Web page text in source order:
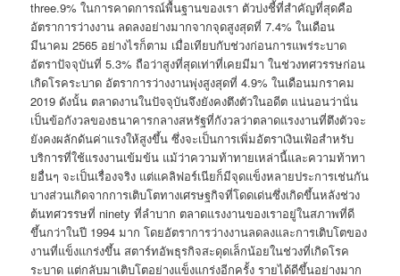
three.9% ในการคาดการณ์พื้นฐานของเรา ตัวบ่งชี้ที่สำคัญที่สุดคือ
อัตราการว่างงาน ลดลงอย่างมากจากจุดสูงสุดที่ 7.4% ในเดือน
มีนาคม 2565 อย่างไรก็ตาม เมื่อเทียบกับช่วงก่อนการแพร่ระบาด
อัตราปัจจุบันที่ 5.3% ถือว่าสูงที่สุดเท่าที่เคยมีมา ในช่วงทศวรรษก่อน
เกิดโรคระบาด อัตราการว่างงานพุ่งสูงสุดที่ 4.9% ในเดือนมกราคม
2019 ดังนั้น ตลาดงานในปัจจุบันจึงยังคงตึงตัวในอดีต แน่นอนว่านั่น
เป็นข้อกังวลของธนาคารกลางสหรัฐที่กังวลว่าตลาดแรงงานที่ตึงตัวจะ
ยังคงผลักดันค่าแรงให้สูงขึ้น ซึ่งจะเป็นการเพิ่มอัตราเงินเฟ้อสำหรับ
บริการที่ใช้แรงงานเข้มข้น แม้ว่าความท้าทายเหล่านี้และความท้าทา
ยอื่นๆ จะเป็นเรื่องจริง แต่แคลิฟอร์เนียก็มีจุดแข็งหลายประการเช่นกัน
บางส่วนเกิดจากการเติบโตทางเศรษฐกิจที่โดดเด่นซึ่งเกิดขึ้นหลังช่วง
ต้นทศวรรษที่ ninety ที่ลำบาก ตลาดแรงงานของเราอยู่ในสภาพที่ดี
ขึ้นกว่าในปี 1994 มาก โดยอัตราการว่างงานลดลงและการเติบโตของ
งานที่แข็งแกร่งขึ้น สตาร์ทอัพธุรกิจสะดุดเล็กน้อยในช่วงที่เกิดโรค
ระบาด แต่กลับมาเติบโตอย่างแข็งแกร่งอีกครั้ง รายได้ดีขึ้นอย่างมาก